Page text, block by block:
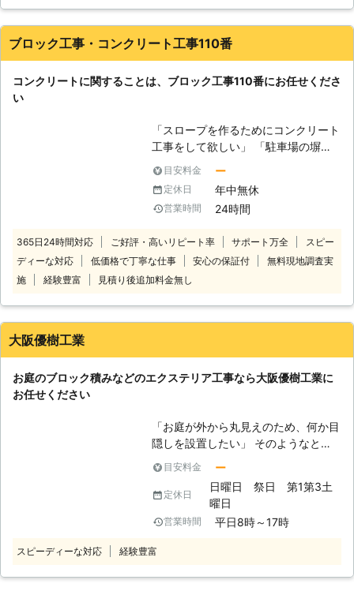
も目にすることが多いブロック塀です
が、基礎工事がしっかりとされていれ
ばメンテナンスをあまり行わなくても
に優れたブロック塀ですが、この他に
も外部からの視線を遮りプライバシー
の一つです。また、最近では化粧ブロ
ックといって様々な色のブロックがあ
り、塗装を行うことも出来るためより
住宅やニーズに細かく合わせることが
可能となりました。自由性が高いとい
うこともブロック塀が多く普及した理
なのが基礎工事です。基礎工事がしっ
かりと行われていない場合は、施工後
などで傾いてしまうこともあります。
ですが、基礎工事をしっかり行ってい
れば耐久性、見栄えの両方に優れる材
社の強み】 私たちはお客様のイメー
ジを明確に実現することが出来るよう
に、打ち合わせから時間をかけて行い
ご要望や環境、住宅に合わせたプラン
を作成し、現地調査後7日以内にお見
積りやプランをご提案させていただい
ております。迅速・丁寧・親切な対応
を心掛け工事を担当させていただきま
すので、ブロック工事やエクステリア
工事でお悩みでしたらご遠慮なくご相
お待ちしております！
まめに行って下さり、いい意味で想像を裏切られました。仕事
も丁寧に行っていただけ、イメージ通りの出来栄えで、満足し
大阪府
ブロック工事・コンクリート工事110番
コンクリートに関することは、ブロック工事110番にお任せくださ
い
「スロープを作るためにコンクリート
工事をして欲しい」 「駐車場の塀を
作りたい」 など、コンクリートやブ
ロックに関するお悩みがありました
ら、ブロック工事110番にお任せくだ
さい。 ブロック工事110番では以下の
しています。 【ブロックやコンクリ
ート工事の種類】 ・ブロック工事 ・
コンクリート塗装 ・基礎工事 ・解体
クの処分 ・コンクリート打設 など...
また、老朽化ブロック塀やボロボロに
なったコンクリートの壁などありまし
り剥がれたりする可能性があります。
被害が出る前にきちんと対策をおこな
いましょう。 ブロック工事110番では
す。
目安料金 ー
定休日 年中無休
営業時間 24時間
365日24時間対応 ご好評・高いリピート率 サポート万全
スピー
ディーな対応
低価格で丁寧な仕事 安心の保証付
無料現地調査実
施
経験豊富 見積り後追加料金無し
大阪優樹工業
お庭のブロック積みなどのエクステリア工事なら大阪優樹工業に
お任せください
「お庭が外から丸見えのため、何か目
隠しを設置したい」 そのようなとき
におすすめなのが、ブロック塀。 ブ
ロックを積み上げることでしっかりと
壁ができるため、外から家の様子が見
えることもなく、防犯対策としても有
効です。 また、定期的なメンテナン
いというメリットもあります。 「家
のプライバシーを守るために塀を作り
目安料金 ー
定休日
日曜日 祭日 第1第3土
曜日
営業時間 平日8時～17時
スピーディーな対応 経験豊富